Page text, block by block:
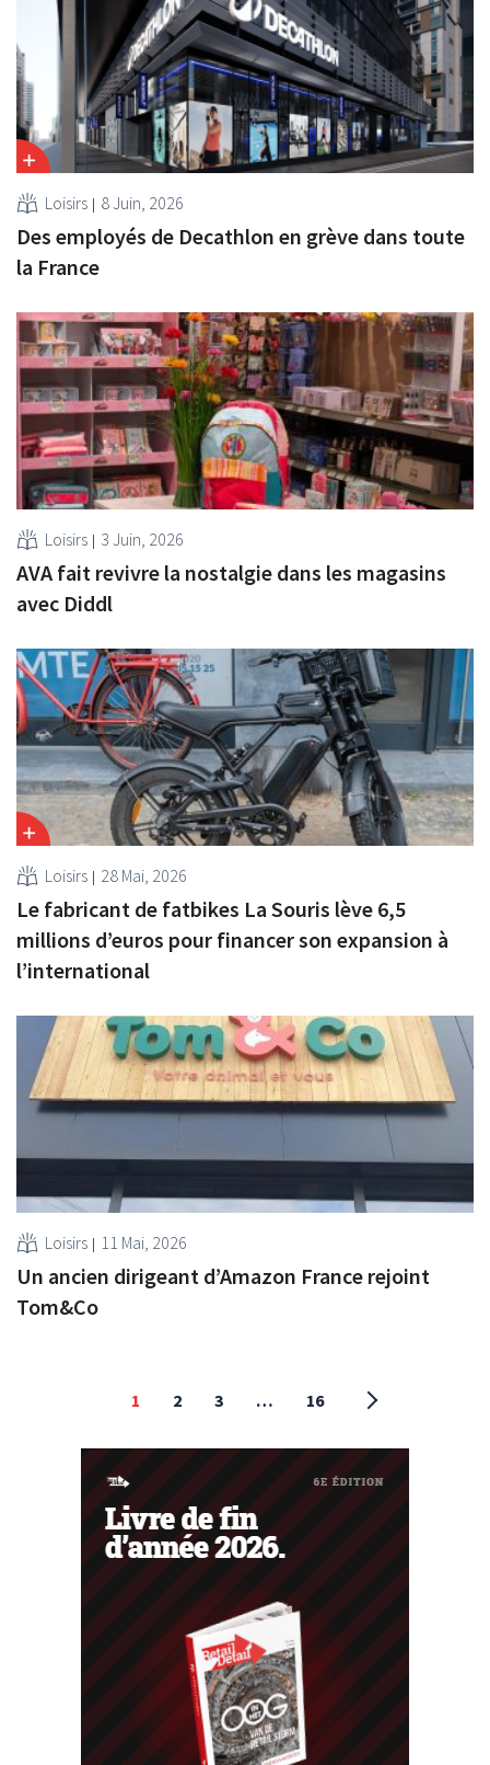
Loisirs 8 Juin, 2026
Des employés de Decathlon en grève dans toute
la France
Loisirs 3 Juin, 2026
AVA fait revivre la nostalgie dans les magasins
avec Diddl
Loisirs 28 Mai, 2026
Le fabricant de fatbikes La Souris lève 6,5
millions d’euros pour financer son expansion à
l’international
Loisirs 11 Mai, 2026
Un ancien dirigeant d’Amazon France rejoint
Tom&Co
1 2 3 … 16